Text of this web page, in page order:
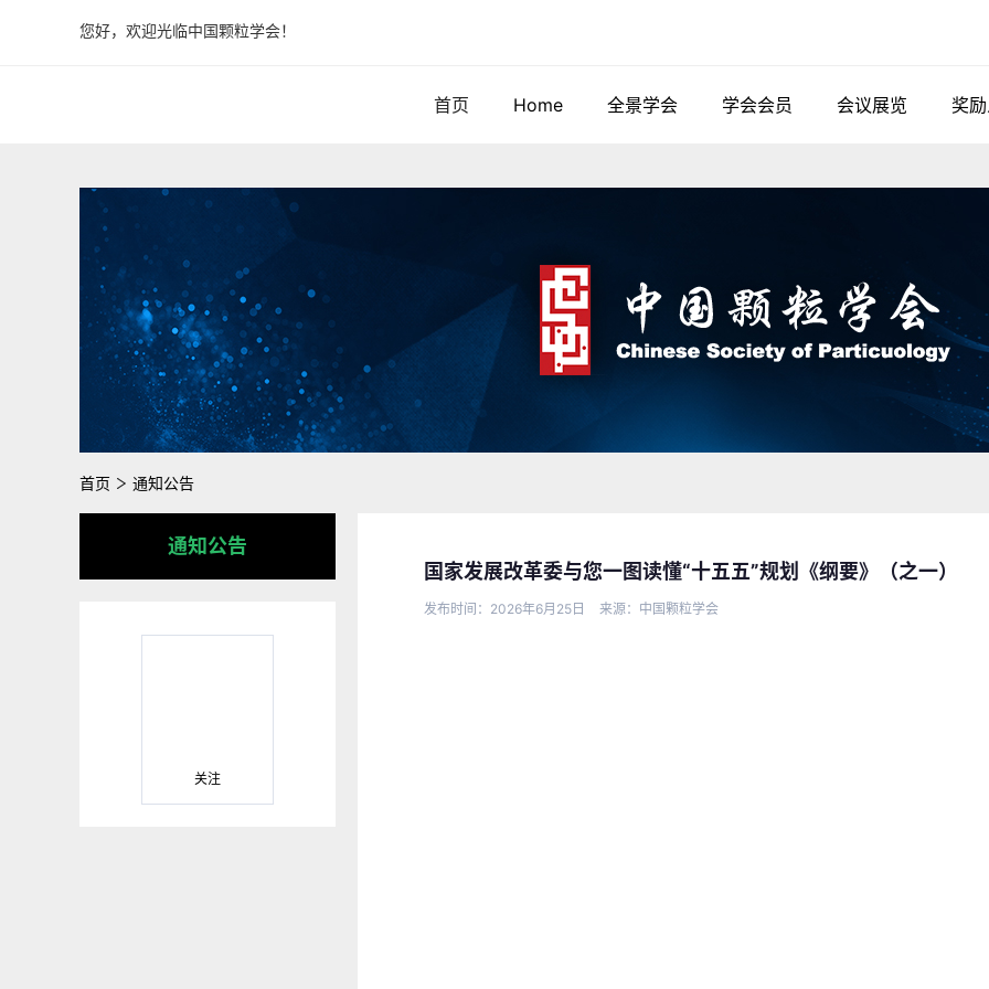
您好，欢迎光临中国颗粒学会！
首页 Home 全景学会 学会会员 会议展览 奖
首页 通知公告
通知公告
关注
国家发展改革委与您一图读懂“十五五”规划《纲要》（之一）
发布时间：2026年6月25日 来源：中国颗粒学会